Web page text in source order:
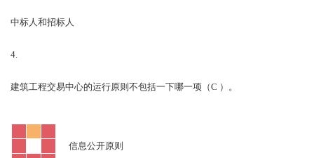
中标人和招标人
4.
建筑工程交易中心的运行原则不包括一下哪一项（C ）。
信息公开原则